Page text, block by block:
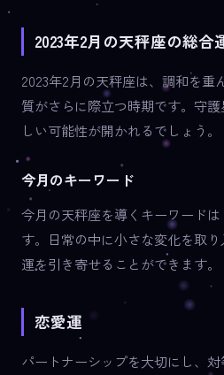
2023年2月の天秤座の総合
2023年2月の天秤座は、調和を重
質がさらに際立つ時期です。守
しい可能性が開かれるでしょう。
今月のキーワード
今月の天秤座を導くキーワード
す。日常の中に小さな変化を取
運を引き寄せることができます。
恋愛運
パートナーシップを大切にし、